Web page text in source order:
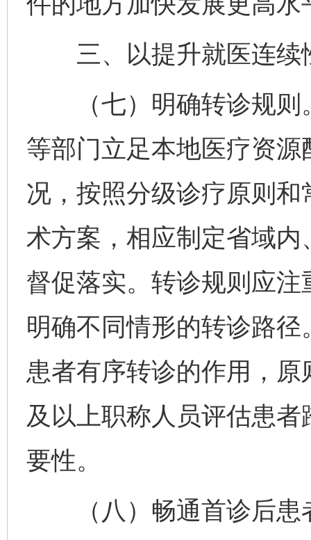
三、以提升就医连续
（七）明确转诊规则
等部门立足本地医疗资
况，按照分级诊疗原则
术方案，相应制定省域
督促落实。转诊规则应
明确不同情形的转诊路
患者有序转诊的作用，
及以上职称人员评估患
要性。
（八）畅通首诊后患